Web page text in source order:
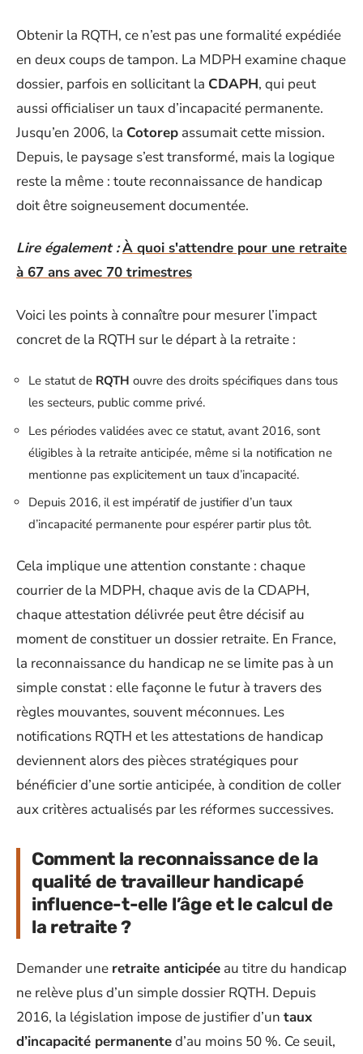
Obtenir la RQTH, ce n’est pas une formalité expédiée
en deux coups de tampon. La MDPH examine chaque
dossier, parfois en sollicitant la CDAPH, qui peut
aussi officialiser un taux d’incapacité permanente.
Jusqu’en 2006, la Cotorep assumait cette mission.
Depuis, le paysage s’est transformé, mais la logique
reste la même : toute reconnaissance de handicap
doit être soigneusement documentée.
Lire également :À quoi s'attendre pour une retraite
à 67 ans avec 70 trimestres
Voici les points à connaître pour mesurer l’impact
concret de la RQTH sur le départ à la retraite :
Le statut de RQTH ouvre des droits spécifiques dans tous
les secteurs, public comme privé.
Les périodes validées avec ce statut, avant 2016, sont
éligibles à la retraite anticipée, même si la notification ne
mentionne pas explicitement un taux d’incapacité.
Depuis 2016, il est impératif de justifier d’un taux
d’incapacité permanente pour espérer partir plus tôt.
Cela implique une attention constante : chaque
courrier de la MDPH, chaque avis de la CDAPH,
chaque attestation délivrée peut être décisif au
moment de constituer un dossier retraite. En France,
la reconnaissance du handicap ne se limite pas à un
simple constat : elle façonne le futur à travers des
règles mouvantes, souvent méconnues. Les
notifications RQTH et les attestations de handicap
deviennent alors des pièces stratégiques pour
bénéficier d’une sortie anticipée, à condition de coller
aux critères actualisés par les réformes successives.
Comment la reconnaissance de la
qualité de travailleur handicapé
influence-t-elle l’âge et le calcul de
la retraite ?
Demander une retraite anticipée au titre du handicap
ne relève plus d’un simple dossier RQTH. Depuis
2016, la législation impose de justifier d’un taux
d’incapacité permanented’au moins 50 %. Ce seuil,